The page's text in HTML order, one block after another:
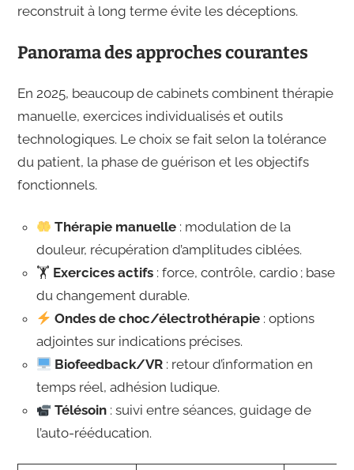
reconstruit à long terme évite les déceptions.
Panorama des approches courantes
En 2025, beaucoup de cabinets combinent thérapie
manuelle, exercices individualisés et outils
technologiques. Le choix se fait selon la tolérance
du patient, la phase de guérison et les objectifs
fonctionnels.
Thérapie manuelle: modulation de la
douleur, récupération d’amplitudes ciblées.
🏋️ Exercices actifs: force, contrôle, cardio ; base
du changement durable.
Ondes de choc/électrothérapie: options
adjointes sur indications précises.
Biofeedback/VR: retour d’information en
temps réel, adhésion ludique.
Télésoin: suivi entre séances, guidage de
l’auto-rééducation.